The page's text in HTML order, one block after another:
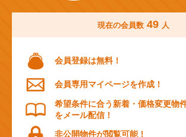
現在の会員数 49 人
会員登録は無料！
会員専用マイページを作成！
希望条件に合う新着・価格変更物
をメール配信！
非公開物件が閲覧可能！